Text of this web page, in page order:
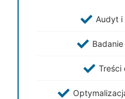
Audyt i
Treści